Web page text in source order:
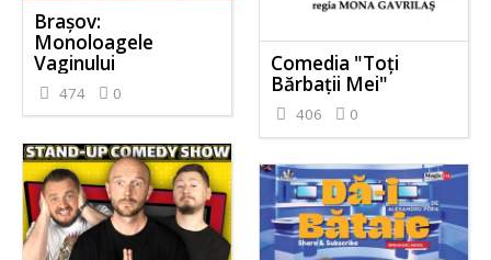
Brașov:
Monoloagele
Vaginului
474 0
Comedia "Toți
Bărbații Mei"
406 0